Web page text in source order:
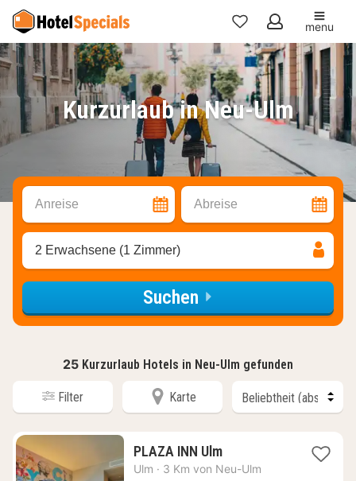
Meine
Favoriten
menu
Kurzurlaub in Neu-Ulm
Anreise Abreise
2 Erwachsene (1 Zimmer)
Suchen
25 Kurzurlaub Hotels in Neu-Ulm gefunden
Filter Karte
PLAZA INN Ulm1
Nacht
Ulm · 3 Km von Neu-Ulm